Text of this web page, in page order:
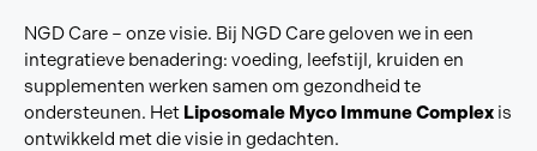
NGD Care – onze visie. Bij NGD Care geloven we in een
integratieve benadering: voeding, leefstijl, kruiden en
supplementen werken samen om gezondheid te
ondersteunen. Het Liposomale Myco Immune Complex is
ontwikkeld met die visie in gedachten.